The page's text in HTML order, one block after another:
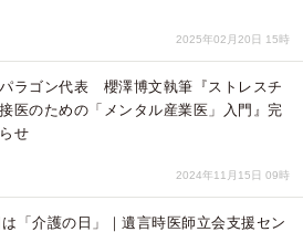
2025年02月20日 15時
ラゴン代表 櫻澤博文執筆『ストレスチ
医のための「メンタル産業医」入門』完
せ
2024年11月15日 09時
「介護の日」｜遺言時医師立会支援セン